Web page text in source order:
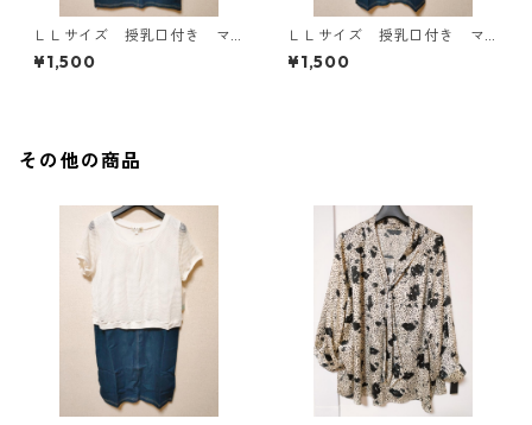
ＬＬサイズ 授乳口付き マ
タニティ ドッキングワンピ
ース ホワイト×ブルー KAE
¥1,500
ＬＬサイズ 授乳口付き マ
タニティ ドッキングワンピ
ース ホワイト×ブルー KAE
¥1,500
その他の商品